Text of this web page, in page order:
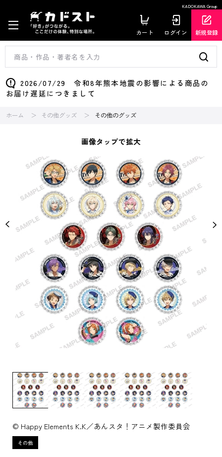
KADOKAWA Group
カート ログイン 新規登録
2026/07/29 令和8年熊本地震の影響による商品の
お届け遅延につきまして
ホーム その他グッズ その他のグッズ
画像タップで拡大
© Happy Elements K.K／あんスタ！アニメ製作委員会